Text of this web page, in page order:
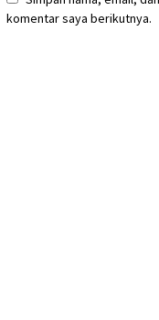
komentar saya berikutnya.